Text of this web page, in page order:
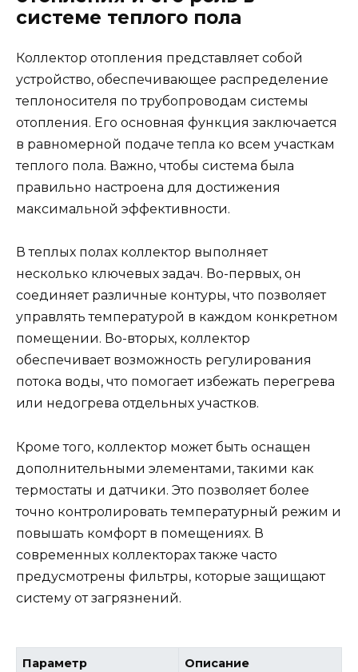
системе теплого пола
Коллектор отопления представляет собой
устройство, обеспечивающее распределение
теплоносителя по трубопроводам системы
отопления. Его основная функция заключается
в равномерной подаче тепла ко всем участкам
теплого пола. Важно, чтобы система была
правильно настроена для достижения
максимальной эффективности.
В теплых полах коллектор выполняет
несколько ключевых задач. Во-первых, он
соединяет различные контуры, что позволяет
управлять температурой в каждом конкретном
помещении. Во-вторых, коллектор
обеспечивает возможность регулирования
потока воды, что помогает избежать перегрева
или недогрева отдельных участков.
Кроме того, коллектор может быть оснащен
дополнительными элементами, такими как
термостаты и датчики. Это позволяет более
точно контролировать температурный режим и
повышать комфорт в помещениях. В
современных коллекторах также часто
предусмотрены фильтры, которые защищают
систему от загрязнений.
Параметр Описание